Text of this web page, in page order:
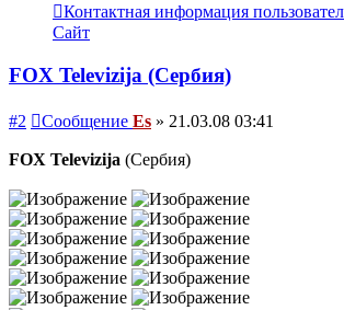
Контактная информация
Сайт
FOX Televizija (Сербия)
#2 Сообщение Es » 21.03.08 03:41
FOX Televizija (Сербия)